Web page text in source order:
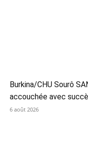
Burkina/CHU Sourô
accouchée avec
6 août 2026